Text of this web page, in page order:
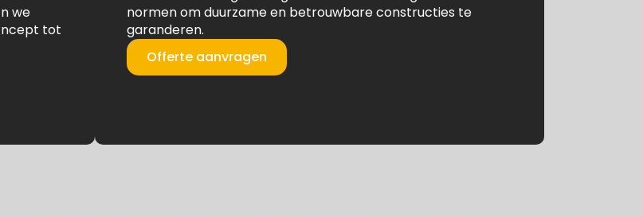
we
tot
normen om duurzame en betrouwbare constructies te
garanderen.
Offerte aanvragen